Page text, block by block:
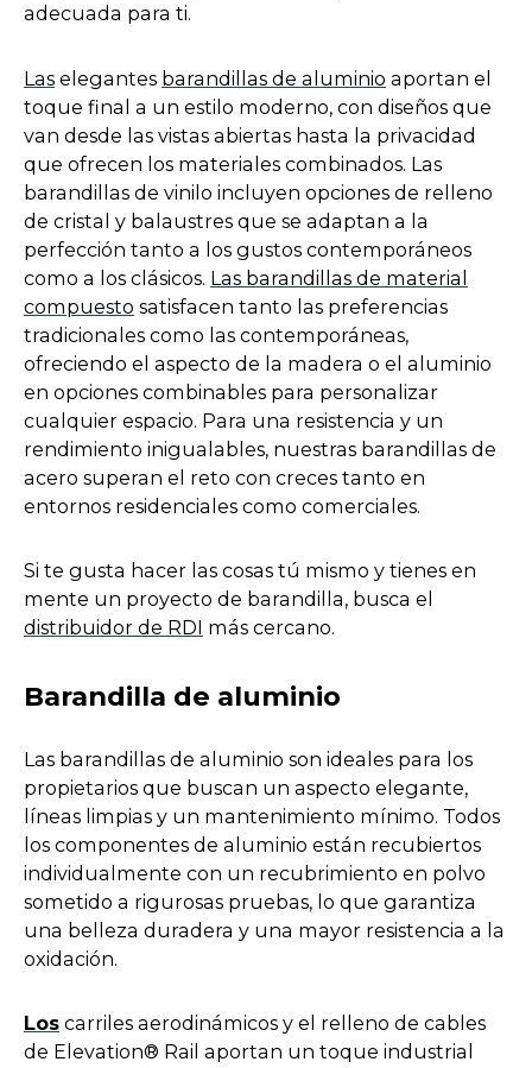
a
adecuada para ti.
Las elegantes barandillas de aluminio aportan el
toque final a un estilo moderno, con diseños que
van desde las vistas abiertas hasta la privacidad
que ofrecen los materiales combinados. Las
barandillas de vinilo incluyen opciones de relleno
de cristal y balaustres que se adaptan a la
perfección tanto a los gustos contemporáneos
como a los clásicos. Las barandillas de material
compuesto satisfacen tanto las preferencias
tradicionales como las contemporáneas,
ofreciendo el aspecto de la madera o el aluminio
en opciones combinables para personalizar
cualquier espacio. Para una resistencia y un
rendimiento inigualables, nuestras barandillas de
acero superan el reto con creces tanto en
entornos residenciales como comerciales.
Si te gusta hacer las cosas tú mismo y tienes en
mente un proyecto de barandilla, busca el
distribuidor de RDI o
n
i
n
a
n
e
w
t
más cercano.
Barandilla de aluminio
Las barandillas de aluminio son ideales para los
propietarios que buscan un aspecto elegante,
líneas limpias y un mantenimiento mínimo. Todos
los componentes de aluminio están recubiertos
individualmente con un recubrimiento en polvo
sometido a rigurosas pruebas, lo que garantiza
una belleza duradera y una mayor resistencia a la
oxidación.
Loso
p
carriles aerodinámicos y el relleno de cables
de Elevation® Rail aportan un toque industrial